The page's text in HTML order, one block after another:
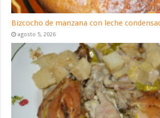
Bizcocho de manzana con leche
agosto 5, 2026